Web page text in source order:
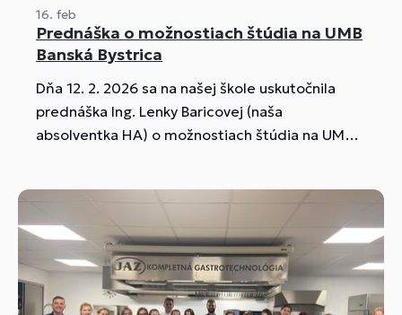
16. feb
Prednáška o možnostiach štúdia na UMB
Banská Bystrica
Dňa 12. 2. 2026 sa na našej škole uskutočnila
prednáška Ing. Lenky Baricovej (naša
absolventka HA) o možnostiach štúdia na UMB v